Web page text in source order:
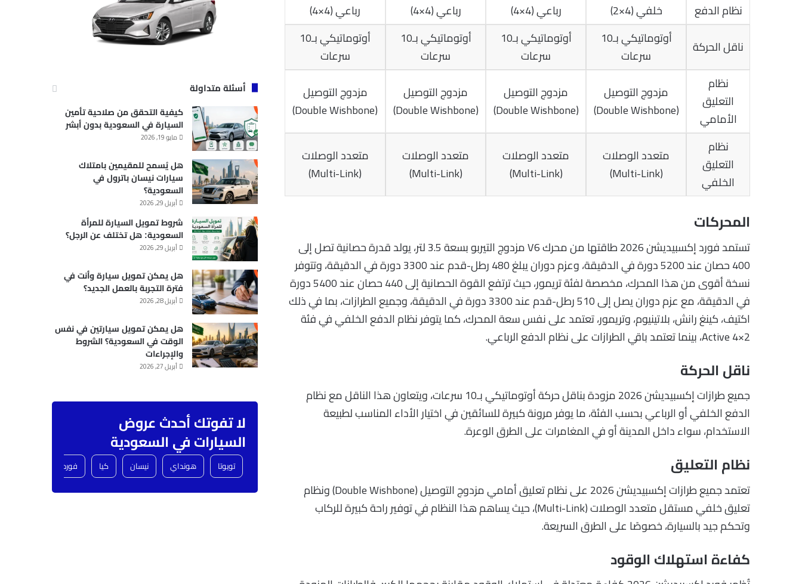
نظام الدفع
خلفي (4×2) رباعي (4×4) رباعي (4×4)
رباعي (4×4)
ناقل الحركة
أوتوماتيكي بـ10
سرعات
أوتوماتيكي بـ10
سرعات
أوتوماتيكي بـ10
سرعات
أوتوماتيكي بـ10
سرعات
نظام
التعليق
الأمامي
مزدوج التوصيل
(Double Wishbone)
مزدوج التوصيل
(Double Wishbone)
مزدوج التوصيل
(Double Wishbone)
مزدوج التوصيل
(Double Wishbone)
نظام
التعليق
الخلفي
متعدد الوصلات
(Multi-Link)
متعدد الوصلات
(Multi-Link)
متعدد الوصلات
(Multi-Link)
متعدد الوصلات
(Multi-Link)
المحركات
تستمد فورد إكسبيديشن 2026 طاقتها من محرك V6 مزدوج التيربو بسعة 3.5 لتر، يولد قدرة حصانية تصل إلى
400 حصان عند 5200 دورة في الدقيقة، وعزم دوران يبلغ 480 رطل-قدم عند 3300 دورة في الدقيقة، وتتوفر
نسخة أقوى من هذا المحرك، مخصصة لفئة تريمور، حيث ترتفع القوة الحصانية إلى 440 حصان عند 5400 دورة
في الدقيقة، مع عزم دوران يصل إلى 510 رطل-قدم عند 3300 دورة في الدقيقة، وجميع الطرازات، بما في ذلك
اكتيف، كينغ رانش، بلاتينيوم، وتريمور، تعتمد على نفس سعة المحرك، كما يتوفر نظام الدفع الخلفي في فئة
Active 4×2، بينما تعتمد باقي الطرازات على نظام الدفع الرباعي.
ناقل الحركة
جميع طرازات إكسبيديشن 2026 مزودة بناقل حركة أوتوماتيكي بـ10 سرعات، ويتعاون هذا الناقل مع نظام
الدفع الخلفي أو الرباعي بحسب الفئة، ما يوفر مرونة كبيرة للسائقين في اختيار الأداء المناسب لطبيعة
الاستخدام، سواء داخل المدينة أو في المغامرات على الطرق الوعرة.
نظام التعليق
تعتمد جميع طرازات إكسبيديشن 2026 على نظام تعليق أمامي مزدوج التوصيل (Double Wishbone) ونظام
تعليق خلفي مستقل متعدد الوصلات (Multi-Link)، حيث يساهم هذا النظام في توفير راحة كبيرة للركاب
وتحكم جيد بالسيارة، خصوصًا على الطرق السريعة.
كفاءة استهلاك الوقود
أسئلة متداولة
كيفية التحقق من صلاحية تأمين
السيارة في السعودية بدون أبشر
مايو 19, 2026
هل يُسمح للمقيمين بامتلاك
سيارات نيسان باترول في
السعودية؟
أبريل 29, 2026
شروط تمويل السيارة للمرأة
السعودية: هل تختلف عن الرجل؟
أبريل 29, 2026
هل يمكن تمويل سيارة وأنت في
فترة التجربة بالعمل الجديد؟
أبريل 28, 2026
هل يمكن تمويل سيارتين في نفس
الوقت في السعودية؟ الشروط
والإجراءات
أبريل 27, 2026
لا تفوتك أحدث عروض
السيارات في السعودية
تويوتا هونداي نيسان كيا فورد